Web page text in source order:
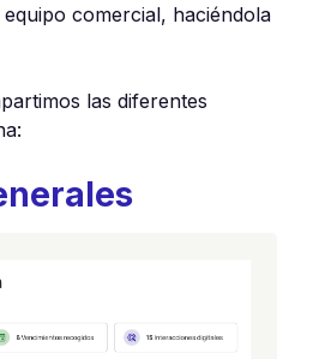
comercial, haciéndola
las diferentes